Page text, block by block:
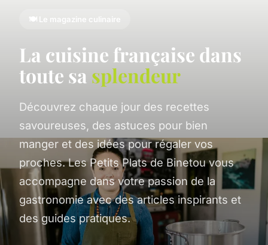
🍽️ Le magazine culinaire
La cuisine française dans
toute sa splendeur
Découvrez chaque jour des recettes
savoureuses, des astuces pour bien
manger et des idées pour régaler vos
proches. Les Petits Plats de Binetou vous
accompagne dans votre passion de la
gastronomie avec des articles inspirants et
des guides pratiques.